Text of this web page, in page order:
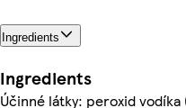
Ingredients
Ingredients
Účinné látky: peroxid vodíka